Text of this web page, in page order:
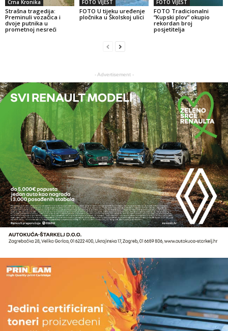
Crna Kronika
Strašna tragedija:
Preminuli vozačica i
dvoje putnika u
prometnoj nesreći
FOTO VIJEST
FOTO U tijeku uređenje
pločnika u Školskoj ulici
FOTO VIJEST
FOTO Tradicionalni
“Kupski plov” okupio
rekordan broj
posjetitelja
- Advertisement -